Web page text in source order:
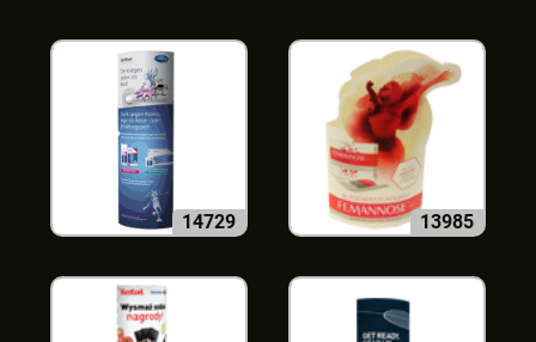
14729 13985